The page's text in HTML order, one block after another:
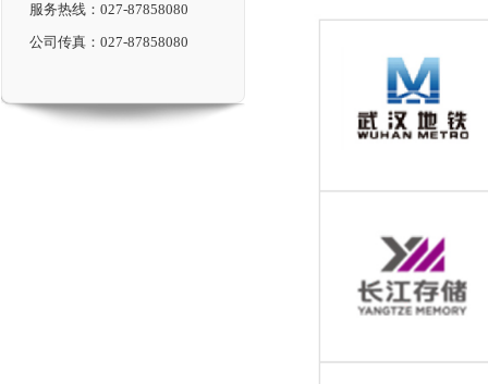
服务热线：027-87858080
公司传真：027-87858080